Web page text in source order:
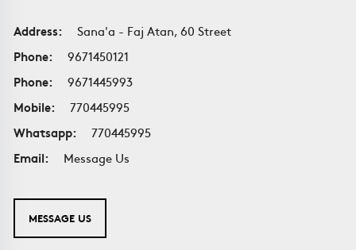
Address:
Sana'a - Faj Atan, 60 Street
Phone:
9671450121
Phone:
9671445993
Mobile:
770445995
Whatsapp:
770445995
Email:
Message Us
MESSAGE US